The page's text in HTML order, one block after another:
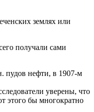
землях или
получали сами
пудов нефти, в 1907-м
уверены, что
этого бы многократно